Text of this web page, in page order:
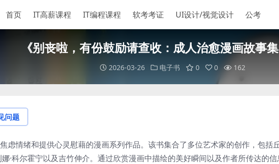
首页 IT高薪课程 IT编程课程 软考考证 UI设计/视觉设计 公考
《别丧啦，有份鼓励请查收：成人治愈漫画故事
2026-03-26 电子书 0 0 162
问题
虑情绪和提供心灵慰藉的漫画系列作品。该书集合了多位艺术家的创作，包括
·科尔霍宁以及吉竹伸介。通过欣赏漫画中描绘的美好瞬间以及作者所传达的信